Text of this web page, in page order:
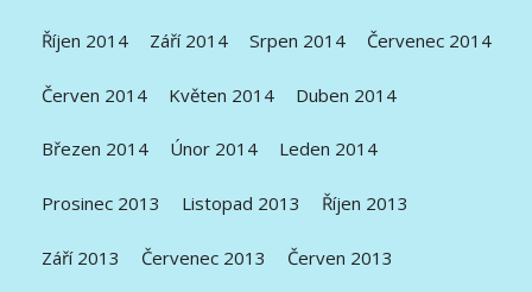
Říjen 2014 Září 2014 Srpen 2014 Červenec 2014
Červen 2014 Květen 2014 Duben 2014
Březen 2014 Únor 2014 Leden 2014
Prosinec 2013 Listopad 2013 Říjen 2013
Září 2013 Červenec 2013 Červen 2013